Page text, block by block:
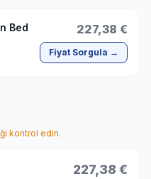
Bed 227,38 €
Fiyat Sorgula →
kontrol edin.
227,38 €